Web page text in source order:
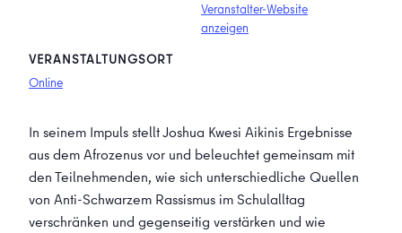
VERANSTALTUNGSORT
Online
Veranstalter-Website
anzeigen
In seinem Impuls stellt Joshua Kwesi Aikinis Ergebnisse
aus dem Afrozenus vor und beleuchtet gemeinsam mit
den Teilnehmenden, wie sich unterschiedliche Quellen
von Anti-Schwarzem Rassismus im Schulalltag
verschränken und gegenseitig verstärken und wie